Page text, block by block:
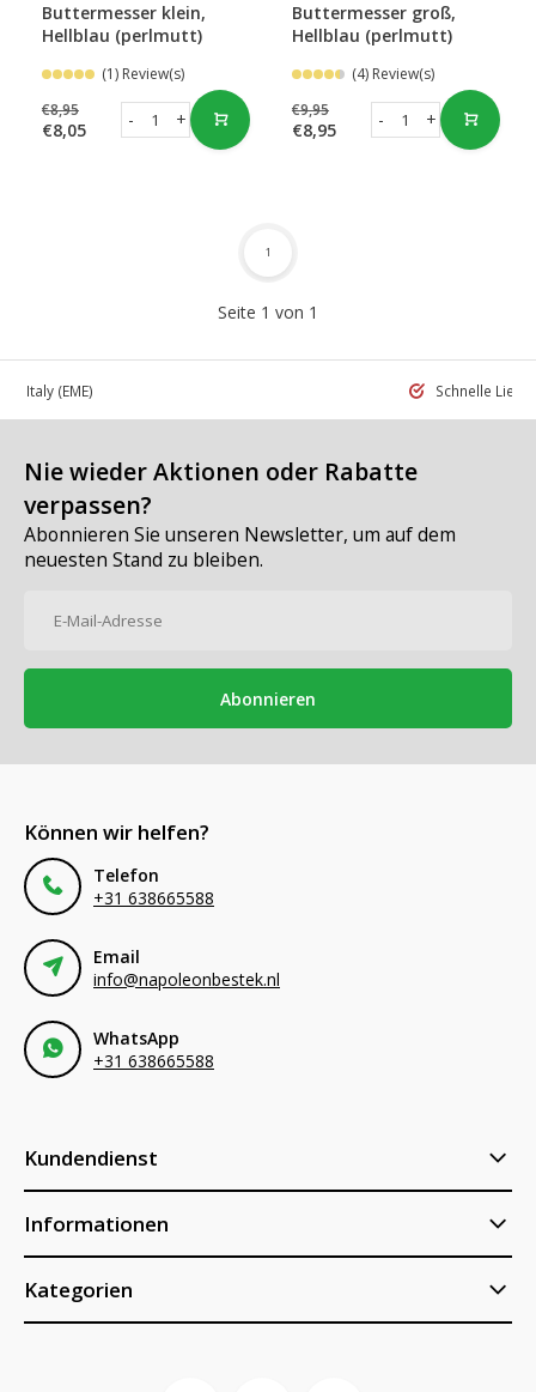
Buttermesser klein,
Hellblau (perlmutt)
(1) Review(s)
€8,95
€8,05 +
-
Buttermesser groß,
Hellblau (perlmutt)
(4) Review(s)
€9,95
€8,95 +
-
Seite 1 von 1
1
in Italy (EME) Schnelle
Nie wieder Aktionen oder Rabatte
verpassen?
Abonnieren Sie unseren Newsletter, um auf dem
neuesten Stand zu bleiben.
Abonnieren
Können wir helfen?
Telefon
+31 638665588
Email
info@napoleonbestek.nl
WhatsApp
+31 638665588
Kundendienst
Informationen
Kategorien